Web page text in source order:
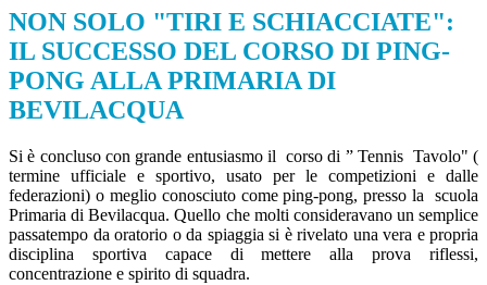
NON SOLO "TIRI E SCHIACCIATE":
IL SUCCESSO DEL CORSO DI PING-
PONG ALLA PRIMARIA DI
BEVILACQUA
Si è concluso con grande entusiasmo il corso di ” Tennis Tavolo" (
termine ufficiale e sportivo, usato per le competizioni e dalle
federazioni) o meglio conosciuto come ping-pong, presso la scuola
Primaria di Bevilacqua. Quello che molti consideravano un semplice
passatempo da oratorio o da spiaggia si è rivelato una vera e propria
disciplina sportiva capace di mettere alla prova riflessi,
concentrazione e spirito di squadra.